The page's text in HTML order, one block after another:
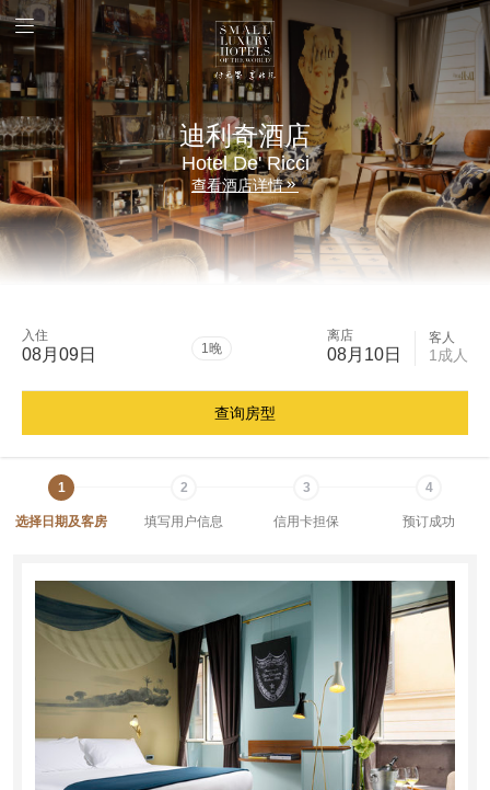
迪利奇酒店
Hotel De' Ricci
查看酒店详情
入住
08月09日 1晚
离店
08月10日
客人
1成人
查询房型
1
选择日期及客房
2
填写用户信息
3
信用卡担保
4
预订成功